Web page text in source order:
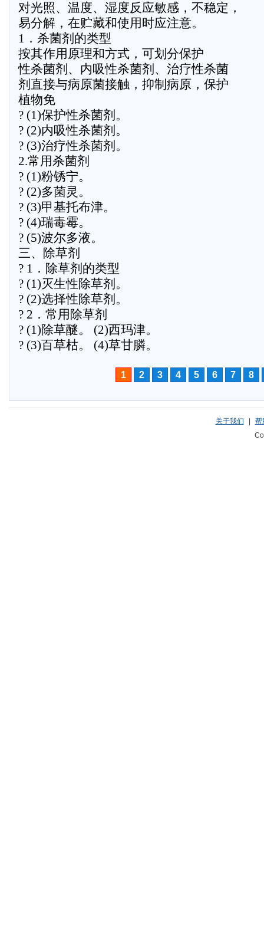
对光照、温度、湿度反应敏感，不稳定，
易分解，在贮藏和使用时应注意。
1．杀菌剂的类型
按其作用原理和方式，可划分保护
性杀菌剂、内吸性杀菌剂、治疗性杀菌
剂直接与病原菌接触，抑制病原，保护
植物免
? (1)保护性杀菌剂。
? (2)内吸性杀菌剂。
? (3)治疗性杀菌剂。
2.常用杀菌剂
? (1)粉锈宁。
? (2)多菌灵。
? (3)甲基托布津。
? (4)瑞毒霉。
? (5)波尔多液。
三、除草剂
? 1．除草剂的类型
? (1)灭生性除草剂。
? (2)选择性除草剂。
? 2．常用除草剂
? (1)除草醚。 (2)西玛津。
? (3)百草枯。 (4)草甘膦。
1 2 3 4 5 6 7 8
关于我们
帮